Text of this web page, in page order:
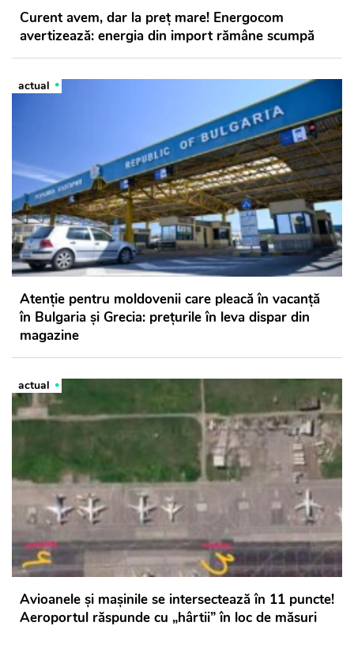
Curent avem, dar la preț mare! Energocom
avertizează: energia din import rămâne scumpă
actual
Atenție pentru moldovenii care pleacă în vacanță
în Bulgaria și Grecia: prețurile în leva dispar din
magazine
actual
Avioanele și mașinile se intersectează în 11 puncte!
Aeroportul răspunde cu „hârtii” în loc de măsuri